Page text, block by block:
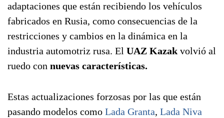
adaptaciones que están recibiendo los vehículos
fabricados en Rusia, como consecuencias de la
restricciones y cambios en la dinámica en la
industria automotriz rusa. El UAZ Kazak volvió al
ruedo con nuevas características.
Estas actualizaciones forzosas por las que están
pasando modelos como Lada Granta, Lada Niva